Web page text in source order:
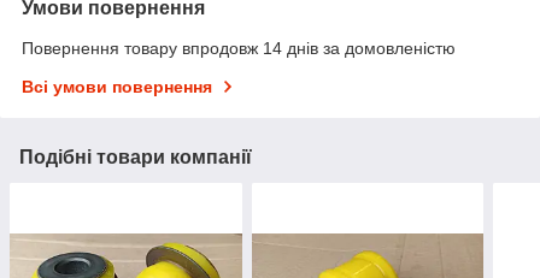
Умови повернення
Повернення товару впродовж 14 днів за домовленістю
Всі умови повернення
Подібні товари компанії